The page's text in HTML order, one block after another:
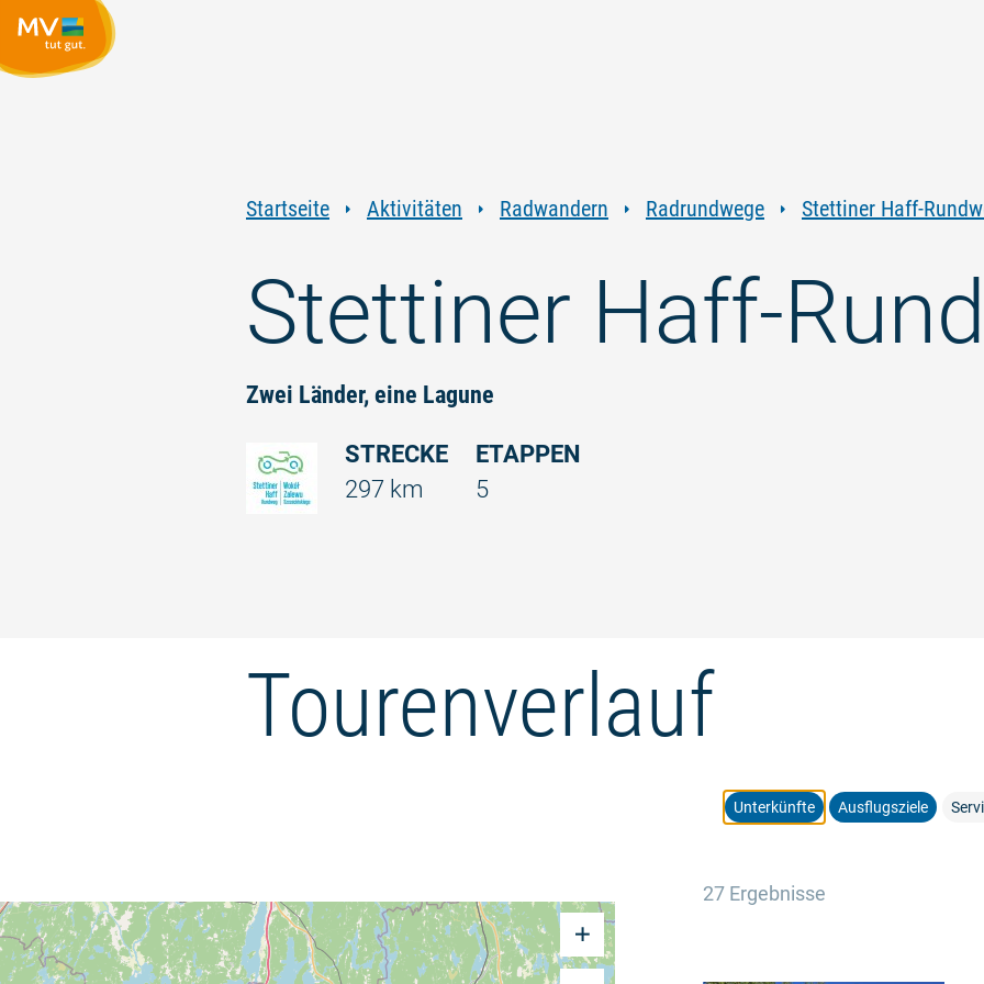
Startseite Aktivitäten Radwandern Radrundwege Stettiner Haff-
Stettiner Haff-
Zwei Länder, eine Lagune
STRECKE
297 km
ETAPPEN
5
Tourenverlauf
Unterkünfte Ausflugsziele
27 Ergebnisse